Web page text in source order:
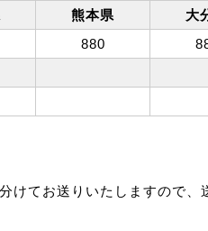
熊本県 大
880
てお送りいたしますので、